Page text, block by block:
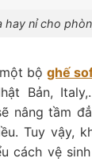
hay nỉ cho
bộ ghế
Bản,
nâng tầm
Tuy vậy,
cách vệ